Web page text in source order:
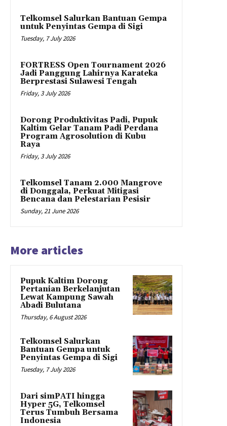
Telkomsel Salurkan Bantuan Gempa
untuk Penyintas Gempa di Sigi
Tuesday, 7 July 2026
FORTRESS Open Tournament 2026
Jadi Panggung Lahirnya Karateka
Berprestasi Sulawesi Tengah
Friday, 3 July 2026
Dorong Produktivitas Padi, Pupuk
Kaltim Gelar Tanam Padi Perdana
Program Agrosolution di Kubu
Raya
Friday, 3 July 2026
Telkomsel Tanam 2.000 Mangrove
di Donggala, Perkuat Mitigasi
Bencana dan Pelestarian Pesisir
Sunday, 21 June 2026
More articles
Pupuk Kaltim Dorong
Pertanian Berkelanjutan
Lewat Kampung Sawah
Abadi Bulutana
Thursday, 6 August 2026
Telkomsel Salurkan
Bantuan Gempa untuk
Penyintas Gempa di Sigi
Tuesday, 7 July 2026
Dari simPATI hingga
Hyper 5G, Telkomsel
Terus Tumbuh Bersama
Indonesia